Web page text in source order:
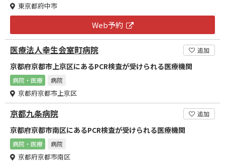
東京都府中市
Web予約
医療法人幸生会室町病院 追加
京都府京都市上京区にあるPCR検査が受けられる医療機関
病院・医療 病院
京都府京都市上京区
京都九条病院 追加
京都府京都市南区にあるPCR検査が受けられる医療機関
病院・医療 病院
京都府京都市南区